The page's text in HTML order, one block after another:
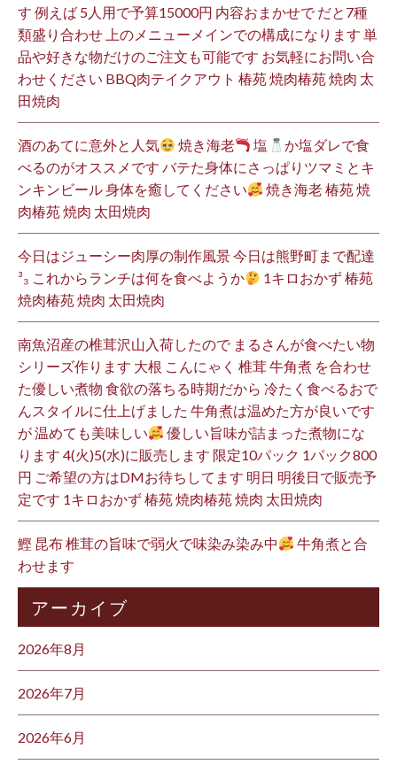
す 例えば 5人用で予算15000円 内容おまかせで だと7種
類盛り合わせ 上のメニューメインでの構成になります 単
品や好きな物だけのご注文も可能です お気軽にお問い合
わせください BBQ肉テイクアウト 椿苑 焼肉椿苑 焼肉 太
田焼肉
酒のあてに意外と人気 焼き海老 塩
か塩ダレで食
べるのがオススメです バテた身体にさっぱりツマミとキ
ンキンビール 身体を癒してください
焼き海老 椿苑 焼
肉椿苑 焼肉 太田焼肉
今日はジューシー肉厚の制作風景 今日は熊野町まで配達
³₃ これからランチは何を食べようか
1キロおかず 椿苑
焼肉椿苑 焼肉 太田焼肉
南魚沼産の椎茸沢山入荷したので まるさんが食べたい物
シリーズ作ります 大根 こんにゃく 椎茸 牛角煮 を合わせ
た優しい煮物 食欲の落ちる時期だから 冷たく食べるおで
んスタイルに仕上げました 牛角煮は温めた方が良いです
が 温めても美味しい
優しい旨味が詰まった煮物にな
ります 4(火)5(水)に販売します 限定10パック 1パック800
円 ご希望の方はDMお待ちしてます 明日 明後日で販売予
定です 1キロおかず 椿苑 焼肉椿苑 焼肉 太田焼肉
鰹 昆布 椎茸の旨味で弱火で味染み染み中
牛角煮と合
わせます
アーカイブ
2026年8月
2026年7月
2026年6月